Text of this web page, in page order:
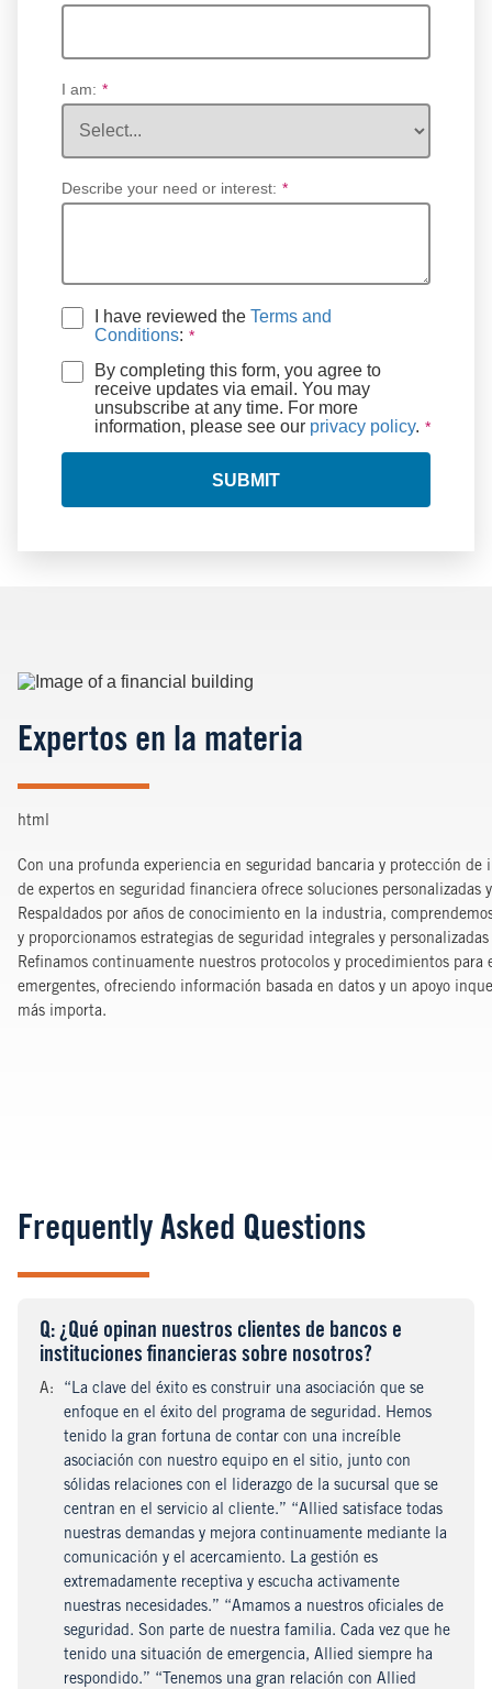
*
I am:
*
Describe your need or interest:
I have reviewed the Terms and
Conditions:
By completing this form, you agree to
receive updates via email. You may
unsubscribe at any time. For more
information, please see our privacy policy.
SUBMIT
Image
Expertos en la materia
html
Con una profunda experiencia en seguridad bancaria y protección
de expertos en seguridad financiera ofrece soluciones personalizadas
Respaldados por años de conocimiento en la industria,
y proporcionamos estrategias de seguridad integrales y
Refinamos continuamente nuestros protocolos y procedimientos para
emergentes, ofreciendo información basada en datos y un apoyo
más importa.
Frequently Asked Questions
Question
: ¿Qué opinan nuestros clientes de bancos e
instituciones financieras sobre nosotros?
Answer
:
“La clave del éxito es construir una asociación que se
enfoque en el éxito del programa de seguridad. Hemos
tenido la gran fortuna de contar con una increíble
asociación con nuestro equipo en el sitio, junto con
sólidas relaciones con el liderazgo de la sucursal que se
centran en el servicio al cliente.” “Allied satisface todas
nuestras demandas y mejora continuamente mediante la
comunicación y el acercamiento. La gestión es
extremadamente receptiva y escucha activamente
nuestras necesidades.” “Amamos a nuestros oficiales de
seguridad. Son parte de nuestra familia. Cada vez que he
tenido una situación de emergencia, Allied siempre ha
respondido.” “Tenemos una gran relación con Allied